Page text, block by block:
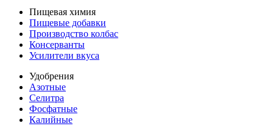
Пищевая химия
Пищевые добавки
Производство колбас
Консерванты
Усилители вкуса
Удобрения
Азотные
Селитра
Фосфатные
Калийные